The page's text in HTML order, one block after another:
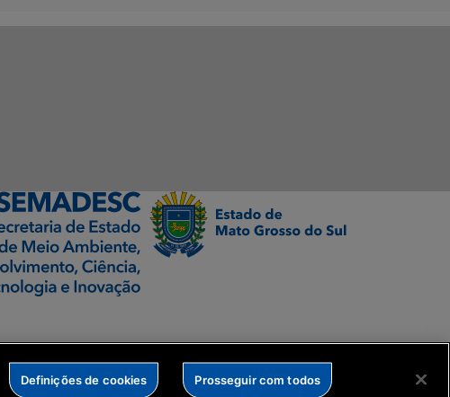
Definições de cookies Prosseguir com todos